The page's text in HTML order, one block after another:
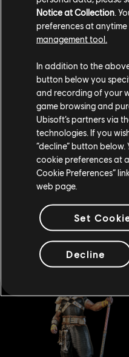
Basierend auf eurem
Testgelände, werden die
Wächters zum Saisonstart
übernommen. Weitere
ihr in unserem Artikel
Neue saisonale
Notice at Collection .
preferences at
management tool.
In addition to the
button below you
and recording of your
game browsing and
Ubisoft’s partners via
technologies. If you
“decline” button
cookie preferences at
Cookie Preferences”
web page.
Set
Decline